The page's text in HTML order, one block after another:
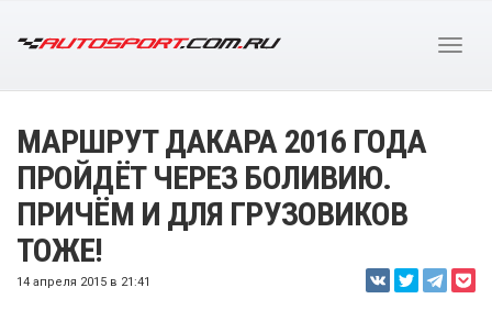
МАРШРУТ ДАКАРА 2016 ГОДА
ПРОЙДЁТ ЧЕРЕЗ БОЛИВИЮ.
ПРИЧЁМ И ДЛЯ ГРУЗОВИКОВ
ТОЖЕ!
14 апреля 2015 в 21:41